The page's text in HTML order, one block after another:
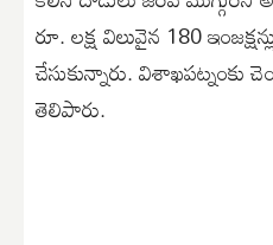
రూ. లక్ష విలువైన 180
చేసుకున్నారు. విశాఖపట్నంకు
తెలిపారు.